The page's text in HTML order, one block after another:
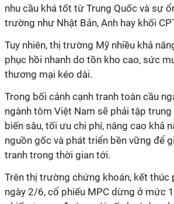
nhu cầu khá tốt từ Trung Quốc và sự
trường như Nhật Bản, Anh hay khối
Tuy nhiên, thị trường Mỹ nhiều khả
phục hồi nhanh do tồn kho cao, sức
thương mại kéo dài.
Trong bối cảnh cạnh tranh toàn cầu
ngành tôm Việt Nam sẽ phải tập trung
biến sâu, tối ưu chi phí, nâng cao khả
nguồn gốc và phát triển bền vững để
tranh trong thời gian tới.
Trên thị trường chứng khoán, kết thúc
ngày 2/6, cổ phiếu MPC dừng ở mức